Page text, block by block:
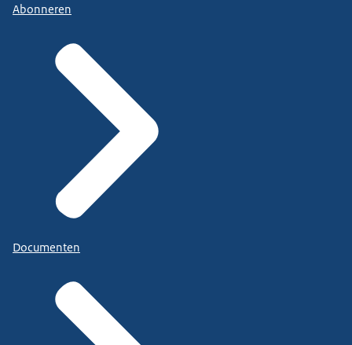
Abonneren
Documenten